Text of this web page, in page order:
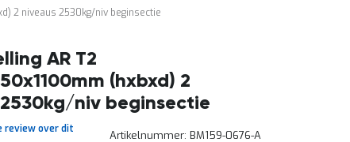
2 niveaus 2530kg/niv beginsectie
AR T2
(hxbxd) 2
niv beginsectie
review over dit
Artikelnummer BM159-0676-A